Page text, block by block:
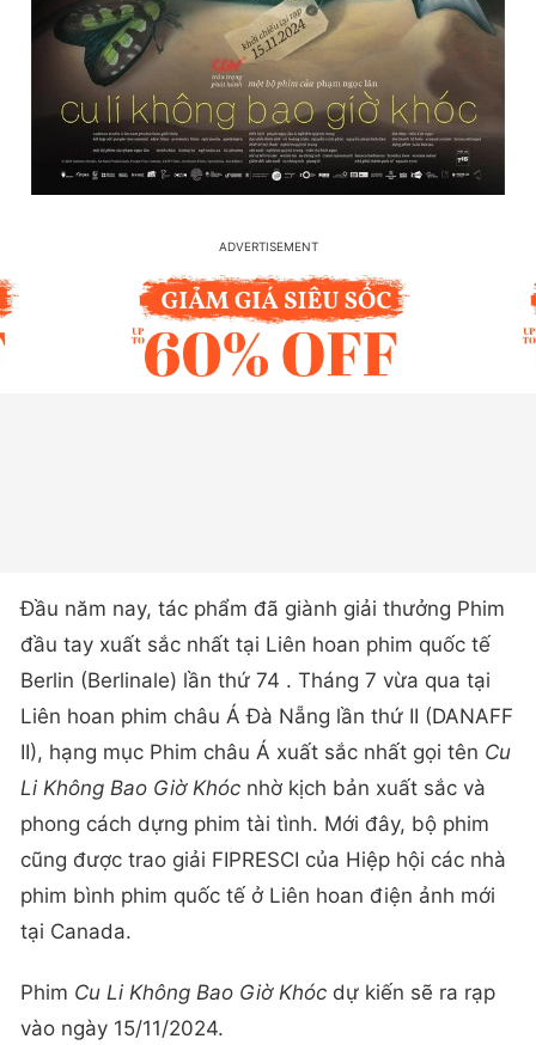
Đầu năm nay, tác phẩm đã giành giải thưởng Phim
đầu tay xuất sắc nhất tại Liên hoan phim quốc tế
Berlin (Berlinale) lần thứ 74 . Tháng 7 vừa qua tại
Liên hoan phim châu Á Đà Nẵng lần thứ II (DANAFF
II), hạng mục Phim châu Á xuất sắc nhất gọi tên Cu
Li Không Bao Giờ Khóc nhờ kịch bản xuất sắc và
phong cách dựng phim tài tình. Mới đây, bộ phim
cũng được trao giải FIPRESCI của Hiệp hội các nhà
phim bình phim quốc tế ở Liên hoan điện ảnh mới
tại Canada.
Phim Cu Li Không Bao Giờ Khóc dự kiến sẽ ra rạp
vào ngày 15/11/2024.